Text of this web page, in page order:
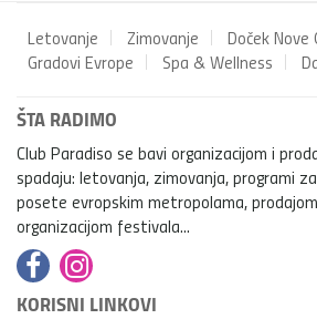
Letovanje Zimovanje
Doček Nove
Gradovi Evrope
Spa & Wellness
ŠTA RADIMO
Club Paradiso se bavi organizacijom i
spadaju: letovanja, zimovanja, programi
posete evropskim metropolama,
organizacijom festivala...
KORISNI LINKOVI